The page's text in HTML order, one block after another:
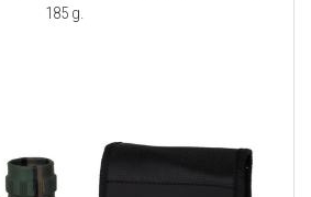
185 g.